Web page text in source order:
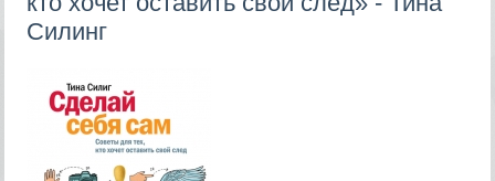
Силинг